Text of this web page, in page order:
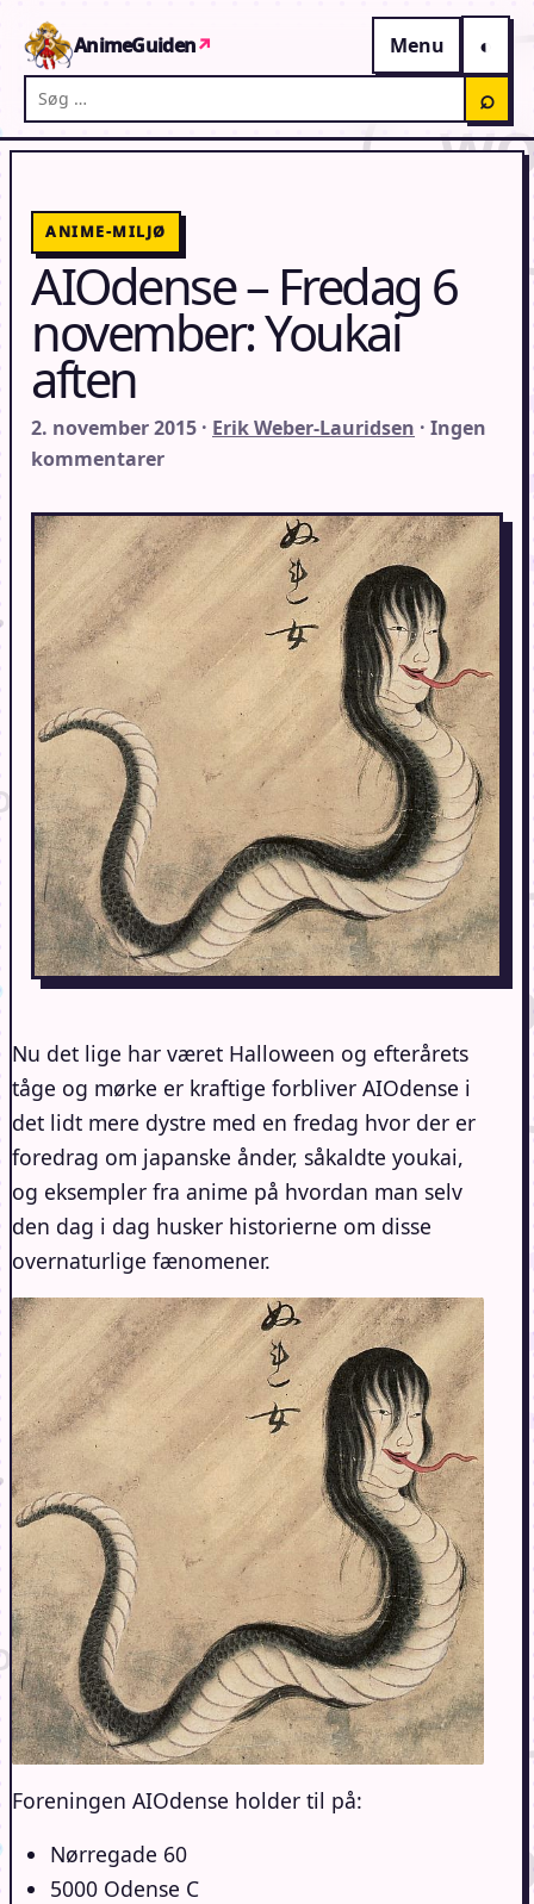
AnimeGuiden↗
Menu
Søg på AnimeGuiden
⌕
ANIME-MILJØ
AIOdense – Fredag 6
november: Youkai
aften
2. november 2015 · Erik Weber-Lauridsen · Ingen
kommentarer
Nu det lige har været Halloween og efterårets
tåge og mørke er kraftige forbliver AIOdense i
det lidt mere dystre med en fredag hvor der er
foredrag om japanske ånder, såkaldte youkai,
og eksempler fra anime på hvordan man selv
den dag i dag husker historierne om disse
overnaturlige fænomener.
Foreningen AIOdense holder til på:
Nørregade 60
5000 Odense C